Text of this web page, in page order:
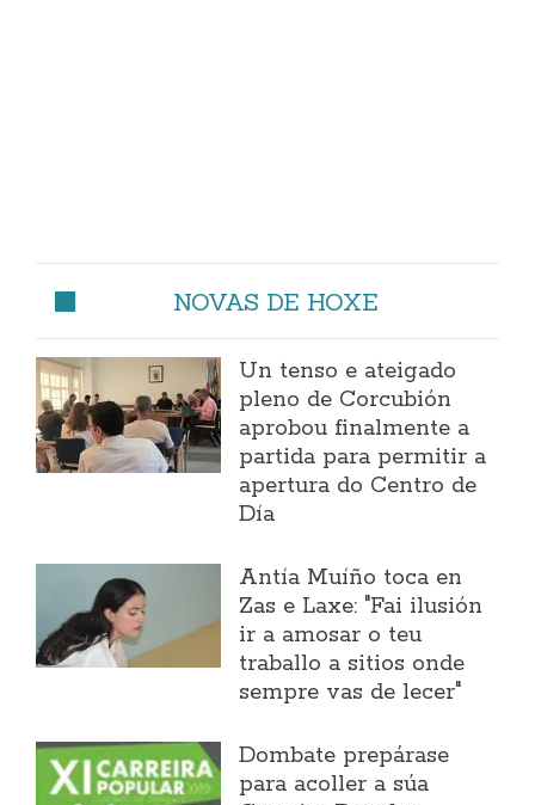
NOVAS DE HOXE
Un tenso e ateigado
pleno de Corcubión
aprobou finalmente a
partida para permitir a
apertura do Centro de
Día
Antía Muíño toca en
Zas e Laxe: "Fai ilusión
ir a amosar o teu
traballo a sitios onde
sempre vas de lecer"
Dombate prepárase
para acoller a súa